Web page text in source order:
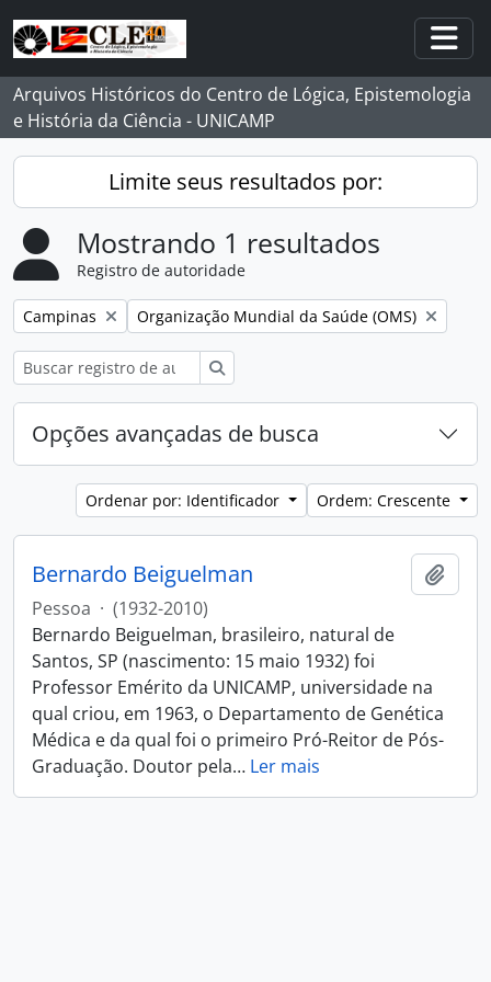
Skip to main content
Arquivos Históricos do Centro de Lógica, Epistemologia
e História da Ciência - UNICAMP
Limite seus resultados por:
Mostrando 1 resultados
Registro de autoridade
Remover filtro:
Campinas Remover filtro:
Organização Mundial da Saúde (OMS)
Opções avançadas de busca
Ordenar por: Identificador Ordem: Crescente
Bernardo Beiguelman
Pessoa · (1932-2010)
Bernardo Beiguelman, brasileiro, natural de
Santos, SP (nascimento: 15 maio 1932) foi
Professor Emérito da UNICAMP, universidade na
qual criou, em 1963, o Departamento de Genética
Médica e da qual foi o primeiro Pró-Reitor de Pós-
Graduação. Doutor pela… Ler mais